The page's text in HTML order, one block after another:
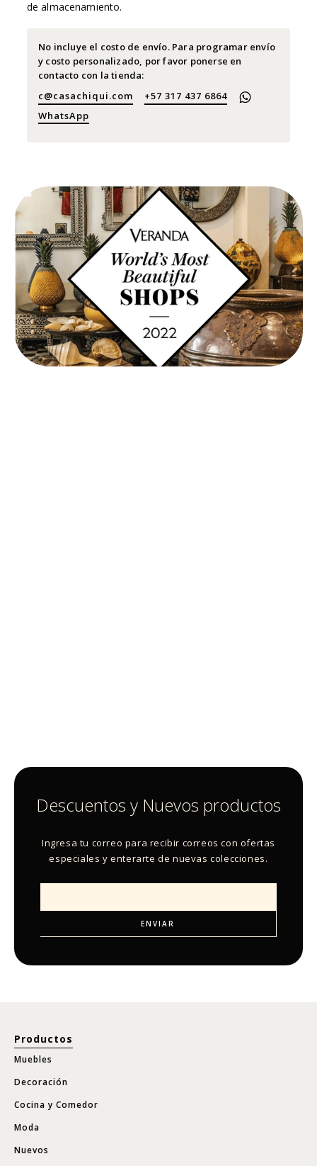
de almacenamiento.
No incluye el costo de envío. Para programar envío
y costo personalizado, por favor ponerse en
contacto con la tienda:
c@casachiqui.com
+57 317 437 6864
WhatsApp
Descuentos y Nuevos productos
Ingresa tu correo para recibir correos con ofertas
especiales y enterarte de nuevas colecciones.
Productos
Muebles
Decoración
Cocina y Comedor
Moda
Nuevos